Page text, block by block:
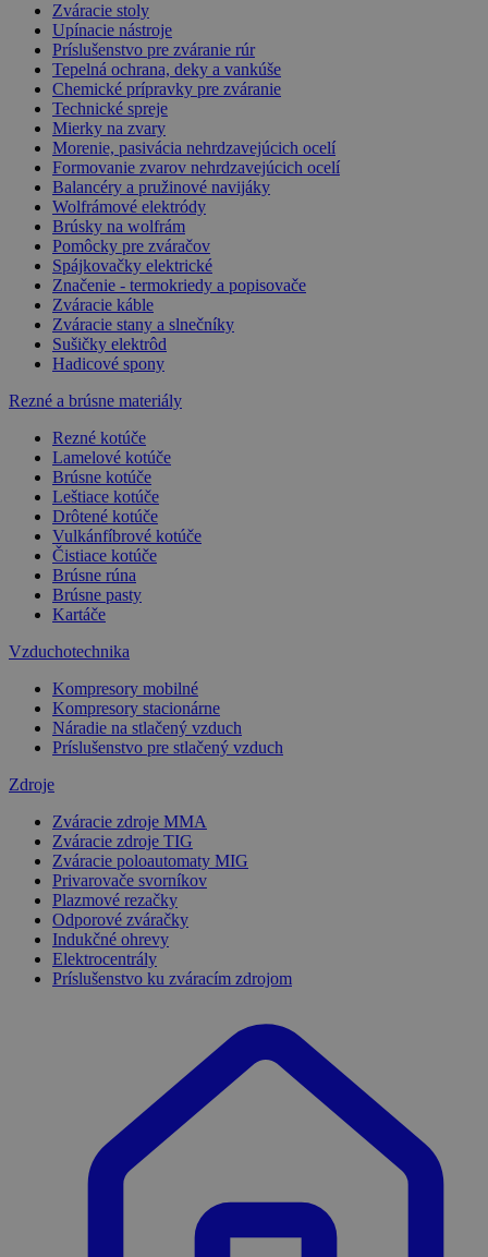
Zváracie stoly
Upínacie nástroje
Príslušenstvo pre zváranie rúr
Tepelná ochrana, deky a vankúše
Chemické prípravky pre zváranie
Technické spreje
Mierky na zvary
Morenie, pasivácia nehrdzavejúcich ocelí
Formovanie zvarov nehrdzavejúcich ocelí
Balancéry a pružinové navijáky
Wolfrámové elektródy
Brúsky na wolfrám
Pomôcky pre zváračov
Spájkovačky elektrické
Značenie - termokriedy a popisovače
Zváracie káble
Zváracie stany a slnečníky
Sušičky elektrôd
Hadicové spony
Rezné a brúsne materiály
Rezné kotúče
Lamelové kotúče
Brúsne kotúče
Leštiace kotúče
Drôtené kotúče
Vulkánfíbrové kotúče
Čistiace kotúče
Brúsne rúna
Brúsne pasty
Kartáče
Vzduchotechnika
Kompresory mobilné
Kompresory stacionárne
Náradie na stlačený vzduch
Príslušenstvo pre stlačený vzduch
Zdroje
Zváracie zdroje MMA
Zváracie zdroje TIG
Zváracie poloautomaty MIG
Privarovače svorníkov
Plazmové rezačky
Odporové zváračky
Indukčné ohrevy
Elektrocentrály
Príslušenstvo ku zváracím zdrojom